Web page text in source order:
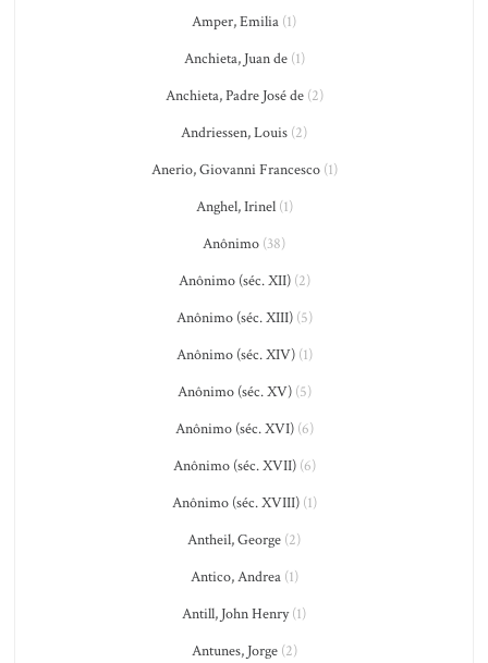
Amper, Emilia (1)
Anchieta, Juan de(1)
Anchieta, Padre José de(2)
Andriessen, Louis (2)
Anerio, Giovanni Francesco(1)
Anghel, Irinel(1)
Anônimo (38)
Anônimo (séc. XII)(2)
Anônimo (séc. XIII)(5)
Anônimo (séc. XIV)(1)
Anônimo (séc. XV)(5)
Anônimo (séc. XVI)(6)
Anônimo (séc. XVII)(6)
Anônimo (séc. XVIII)(1)
Antheil, George (2)
Antico, Andrea(1)
Antill, John Henry(1)
Antunes, Jorge(2)